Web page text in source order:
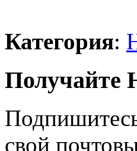
Категория:
свой